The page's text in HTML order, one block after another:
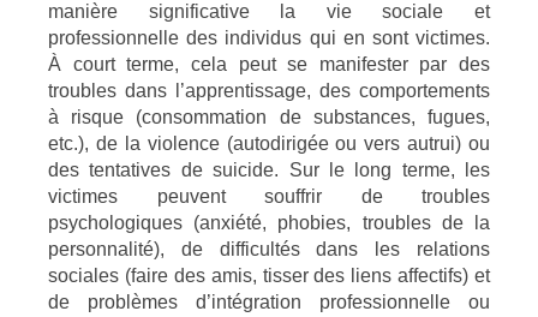
manière significative la vie sociale et
professionnelle des individus qui en sont victimes.
À court terme, cela peut se manifester par des
troubles dans l’apprentissage, des comportements
à risque (consommation de substances, fugues,
etc.), de la violence (autodirigée ou vers autrui) ou
des tentatives de suicide. Sur le long terme, les
victimes peuvent souffrir de troubles
psychologiques (anxiété, phobies, troubles de la
personnalité), de difficultés dans les relations
sociales (faire des amis, tisser des liens affectifs) et
de problèmes d’intégration professionnelle ou